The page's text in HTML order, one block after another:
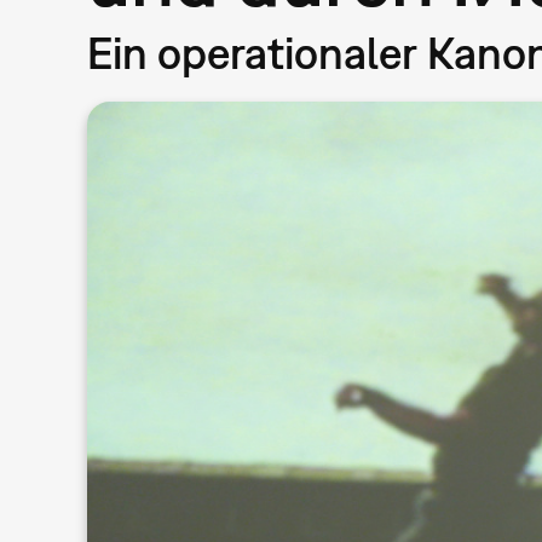
Ein operationaler